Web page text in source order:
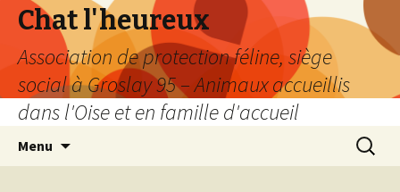
Chat l'heureux
Association de protection féline, siège
social à Groslay 95 – Animaux accueillis
dans l'Oise et en famille d'accueil
Menu